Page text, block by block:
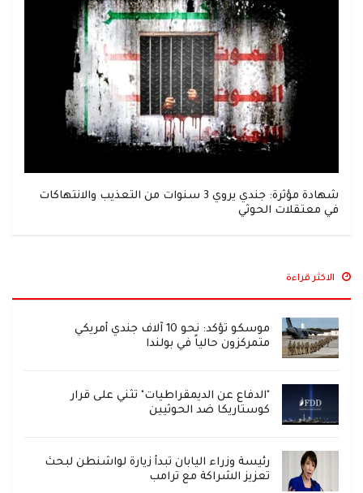
شهادة مؤثرة: جندي يروي 3 سنوات من التعذيب والانتهاكات
في معتقلات الحوثي
الاكثر قراءة
موسكو تؤكد: نحو 10 آلاف جندي أمريكي
متمركزون حالياً في بولندا
"الدفاع عن الديمقراطيات" تثني على قرار
كوستاريكا ضد الحوثيين
رئيسة وزراء اليابان تبدأ زيارة لواشنطن لبحث
تعزيز الشراكة مع ترامب